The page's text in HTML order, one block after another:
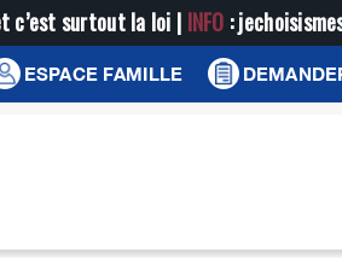
c’est surtout la loi | INFO :
ESPACE FAMILLE